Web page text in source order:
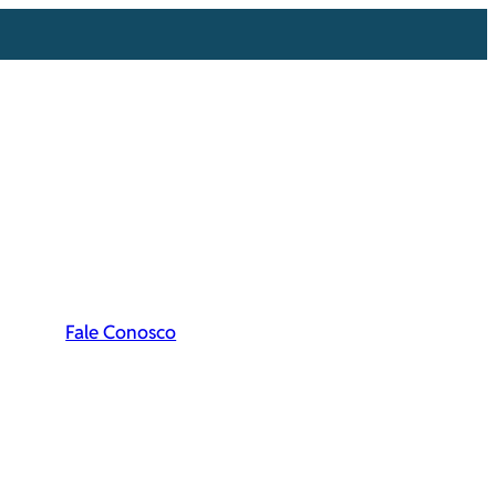
Fale Conosco